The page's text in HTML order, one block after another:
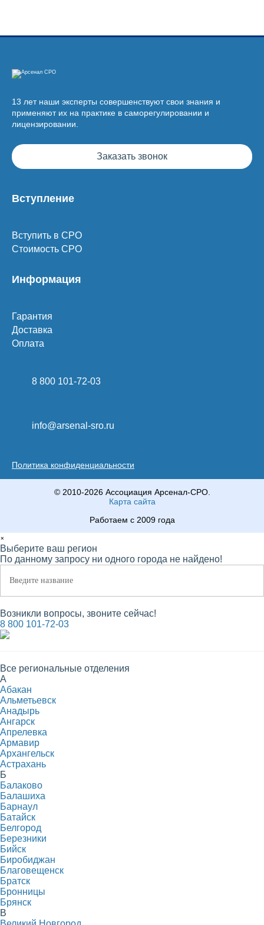
13 лет наши эксперты совершенствуют свои знания и
применяют их на практике в саморегулировании и
лицензировании.
Заказать звонок
Политика конфиденциальности
Вступление
Вступить в СРО
Стоимость СРО
Информация
Гарантия
Доставка
Оплата
8 800 101-72-03
info@arsenal-sro.ru
© 2010-2026 Ассоциация Арсенал-СРО.
Карта сайта
Работаем с 2009 года
×
Выберите ваш регион
По данному запросу ни одного города не найдено!
Возникли вопросы, звоните сейчас!
8 800 101-72-03
Все региональные отделения
А
Абакан
Альметьевск
Анадырь
Ангарск
Апрелевка
Армавир
Архангельск
Астрахань
Б
Балаково
Балашиха
Барнаул
Батайск
Белгород
Березники
Бийск
Биробиджан
Благовещенск
Братск
Бронницы
Брянск
В